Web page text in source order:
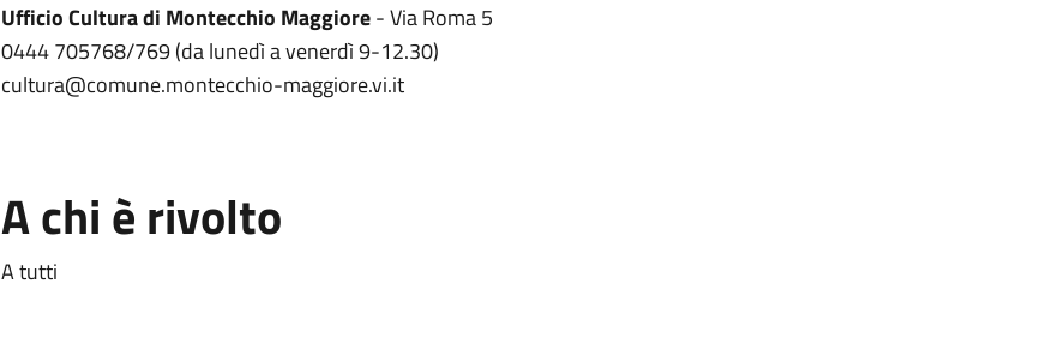
Ufficio Cultura di Montecchio Maggiore- Via Roma 5
0444 705768/769 (da lunedì a venerdì 9-12.30)
cultura@comune.montecchio-maggiore.vi.it
A chi è rivolto
A tutti